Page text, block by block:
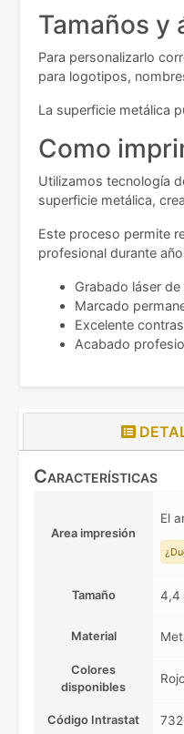
Tamaños y
Para personalizarlo
para logotipos,
La superficie metálica
Como
Utilizamos tecnología
superficie metálica,
Este proceso permite
profesional durante
Grabado láser
Marcado
Excelente
Acabado
Características
Area impresión
El
Tamaño 4,4
Material
Colores
disponibles
Código Intrastat